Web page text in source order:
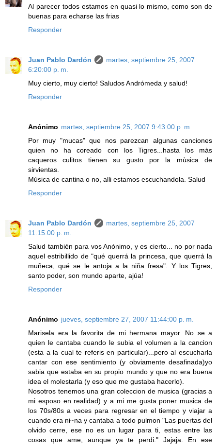
Al parecer todos estamos en quasi lo mismo, como son de
buenas para echarse las frias
Responder
Juan Pablo Dardón
martes, septiembre 25, 2007
6:20:00 p. m.
Muy cierto, muy cierto! Saludos Andrómeda y salud!
Responder
Anónimo martes, septiembre 25, 2007 9:43:00 p. m.
Por muy "mucas" que nos parezcan algunas canciones
quien no ha coreado con los Tigres...hasta los màs
caqueros culitos tienen su gusto por la mùsica de
sirvientas.
Música de cantina o no, alli estamos escuchandola. Salud
Responder
Juan Pablo Dardón
martes, septiembre 25, 2007
11:15:00 p. m.
Salud también para vos Anónimo, y es cierto... no por nada
aquel estribillido de "qué querrá la princesa, que querrá la
muñeca, qué se le antoja a la niña fresa". Y los Tigres,
santo poder, son mundo aparte, ajúa!
Responder
Anónimo jueves, septiembre 27, 2007 11:44:00 p. m.
Marisela era la favorita de mi hermana mayor. No se a
quien le cantaba cuando le subia el volumen a la cancion
(esta a la cual te referis en particular)...pero al escucharla
cantar con ese sentimiento (y obviamente desafinada)yo
sabia que estaba en su propio mundo y que no era buena
idea el molestarla (y eso que me gustaba hacerlo).
Nosotros tenemos una gran coleccion de musica (gracias a
mi esposo en realidad) y a mi me gusta poner musica de
los 70s/80s a veces para regresar en el tiempo y viajar a
cuando era ni~na y cantaba a todo pulmon "Las puertas del
olvido cerre, ese no es un lugar para ti, estas entre las
cosas que ame, aunque ya te perdi." Jajaja. En ese